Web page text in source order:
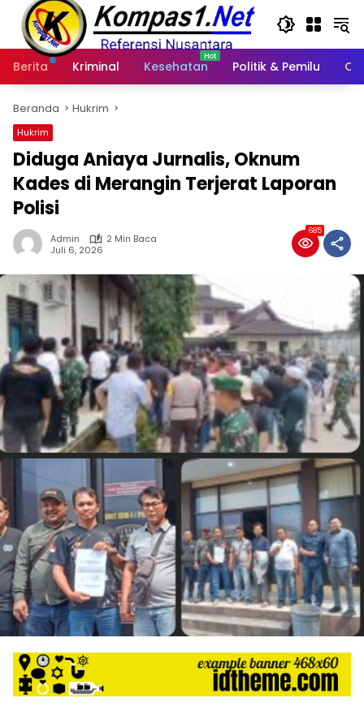
Langsung
konten
Berita
Kriminal Kesehatan Politik & Pemilu
Beranda Hukrim
Hukrim
Diduga Aniaya Jurnalis, Oknum
Kades di Merangin Terjerat Laporan
Polisi
Admin
2 Min Baca
Juli 6, 2026
685